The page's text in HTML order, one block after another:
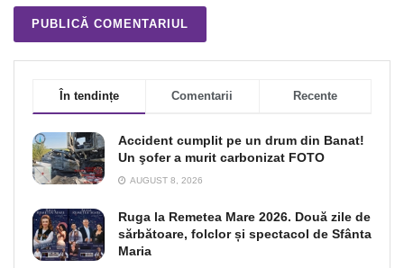
În tendințe Comentarii Recente
Accident cumplit pe un drum din Banat!
Un şofer a murit carbonizat FOTO
AUGUST 8, 2026
Ruga la Remetea Mare 2026. Două zile de
sărbătoare, folclor și spectacol de Sfânta
Maria